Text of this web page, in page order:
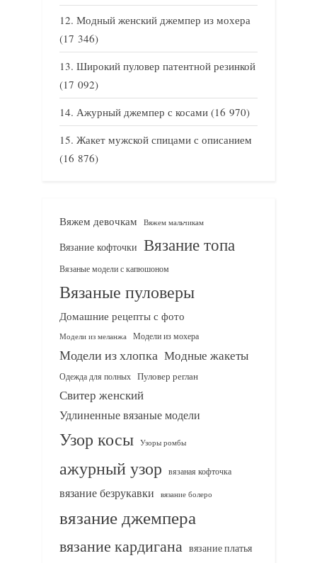
Модный женский джемпер из мохера
(17 346)
Широкий пуловер патентной резинкой
(17 092)
Ажурный джемпер с косами (16 970)
Жакет мужской спицами с описанием
(16 876)
Вяжем девочкам Вяжем мальчикам
Вязание кофточки Вязание топа
Вязаные модели с капюшоном
Вязаные пуловеры
Домашние рецепты с фото
Модели из меланжа Модели из мохера
Модели из хлопка Модные жакеты
Одежда для полных Пуловер реглан
Свитер женский
Удлиненные вязаные модели
Узор косы Узоры ромбы
ажурный узор вязаная кофточка
вязание безрукавки вязание болеро
вязание джемпера
вязание кардигана вязание платья